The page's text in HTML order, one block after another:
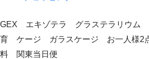
GEX エキゾテラ グラステラリウ
育 ケージ ガラスケージ お一人様2
料 関東当日便